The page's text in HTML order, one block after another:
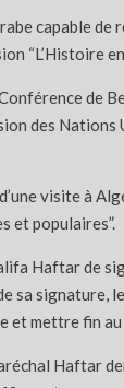
capable
“L’Histoire
de
des Nations
visite à
et populaires”.
Haftar de
sa signature,
et mettre fin au
Haftar